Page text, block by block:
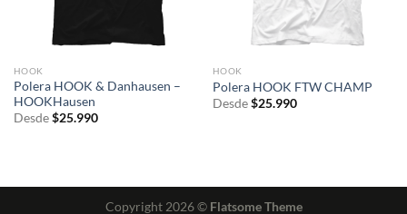
HOOK
Polera HOOK & Danhausen –
HOOKHausen
Desde $25.990
HOOK
Polera HOOK FTW CHAMP
Desde $25.990
Copyright 2026 © Flatsome Theme